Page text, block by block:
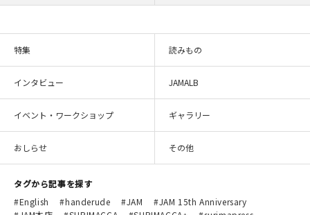
特集 読みもの
インタビュー JAMALB
イベント・ワークショップ ギャラリー
おしらせ その他
タグから記事を探す
English
handerude JAM
JAM 15th Anniversary